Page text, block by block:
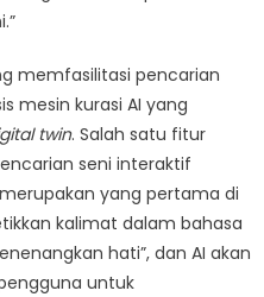
memfasilitasi pencarian
mesin kurasi AI yang
twin. Salah satu fitur
seni interaktif
yang pertama di
kalimat dalam bahasa
hati”, dan AI akan
untuk